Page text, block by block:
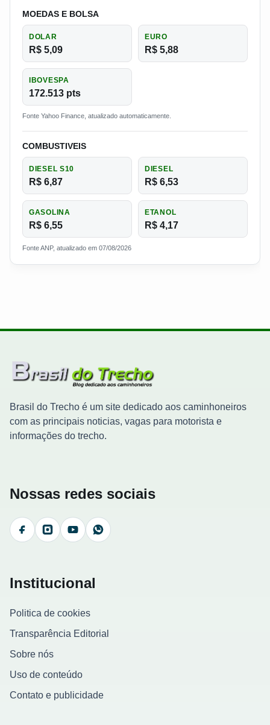
MOEDAS E BOLSA
DOLAR
R$ 5,09
EURO
R$ 5,88
IBOVESPA
172.513 pts
Fonte Yahoo Finance, atualizado automaticamente.
COMBUSTIVEIS
DIESEL S10
R$ 6,87
DIESEL
R$ 6,53
GASOLINA
R$ 6,55
ETANOL
R$ 4,17
Fonte ANP, atualizado em 07/08/2026
Brasil do Trecho é um site dedicado aos caminhoneiros
com as principais noticias, vagas para motorista e
informações do trecho.
Nossas redes sociais
FacebookInstagramYouTubeWhatsApp
Institucional
Politica de cookies
Transparência Editorial
Sobre nós
Uso de conteúdo
Contato e publicidade